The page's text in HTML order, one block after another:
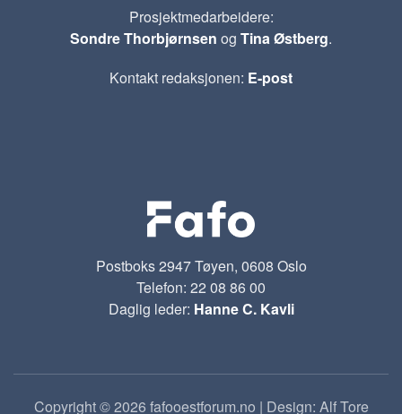
Prosjektmedarbeidere:
Sondre Thorbjørnsen og Tina Østberg.
Kontakt redaksjonen: E-post
Postboks 2947 Tøyen, 0608 Oslo
Telefon: 22 08 86 00
Daglig leder: Hanne C. Kavli
Copyright © 2026 fafooestforum.no | Design: Alf Tore